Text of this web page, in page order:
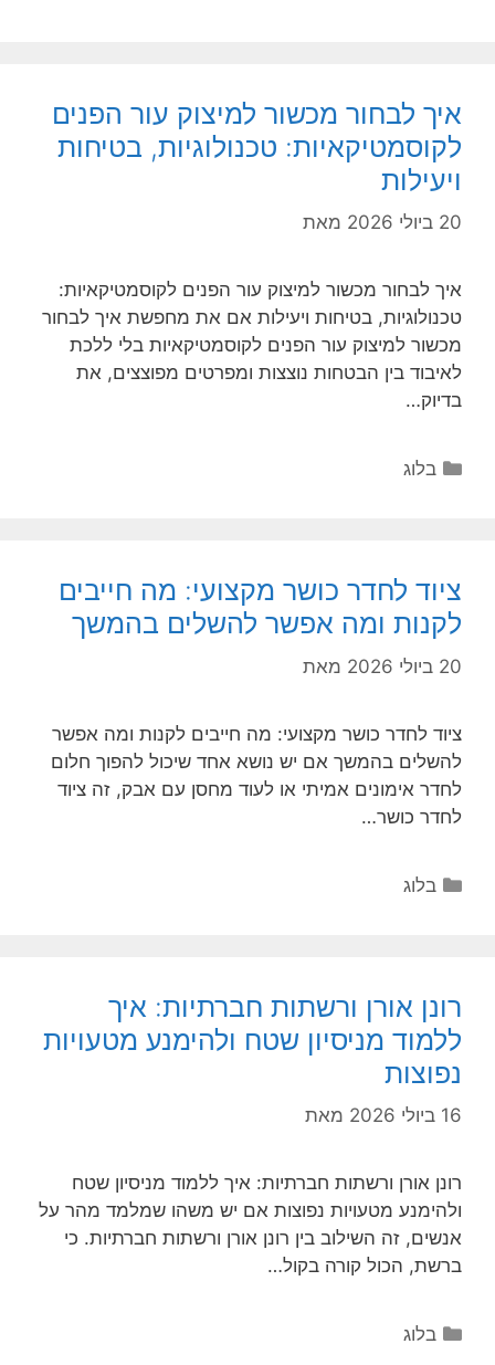
איך לבחור מכשור למיצוק עור הפנים
לקוסמטיקאיות: טכנולוגיות, בטיחות
ויעילות
20 ביולי 2026 מאת
איך לבחור מכשור למיצוק עור הפנים לקוסמטיקאיות:
טכנולוגיות, בטיחות ויעילות אם את מחפשת איך לבחור
מכשור למיצוק עור הפנים לקוסמטיקאיות בלי ללכת
לאיבוד בין הבטחות נוצצות ומפרטים מפוצצים, את
בדיוק…
קטגוריות
בלוג
ציוד לחדר כושר מקצועי: מה חייבים
לקנות ומה אפשר להשלים בהמשך
20 ביולי 2026 מאת
ציוד לחדר כושר מקצועי: מה חייבים לקנות ומה אפשר
להשלים בהמשך אם יש נושא אחד שיכול להפוך חלום
לחדר אימונים אמיתי או לעוד מחסן עם אבק, זה ציוד
לחדר כושר…
קטגוריות
בלוג
רונן אורן ורשתות חברתיות: איך
ללמוד מניסיון שטח ולהימנע מטעויות
נפוצות
16 ביולי 2026 מאת
רונן אורן ורשתות חברתיות: איך ללמוד מניסיון שטח
ולהימנע מטעויות נפוצות אם יש משהו שמלמד מהר על
אנשים, זה השילוב בין רונן אורן ורשתות חברתיות. כי
ברשת, הכול קורה בקול…
קטגוריות
בלוג